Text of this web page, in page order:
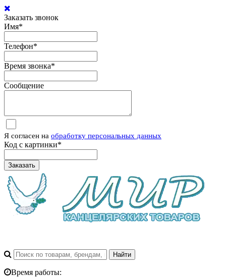
Заказать звонок
Имя*
Телефон*
Время звонка*
Сообщение
Я согласен на обработку персональных данных
Код с картинки*
Заказать
Время работы: